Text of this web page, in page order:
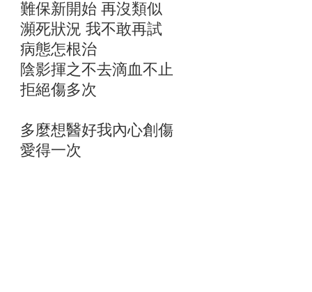
難保新開始 再沒類似
瀕死狀況 我不敢再試
病態怎根治
陰影揮之不去滴血不止
拒絕傷多次
多麼想醫好我內心創傷
愛得一次